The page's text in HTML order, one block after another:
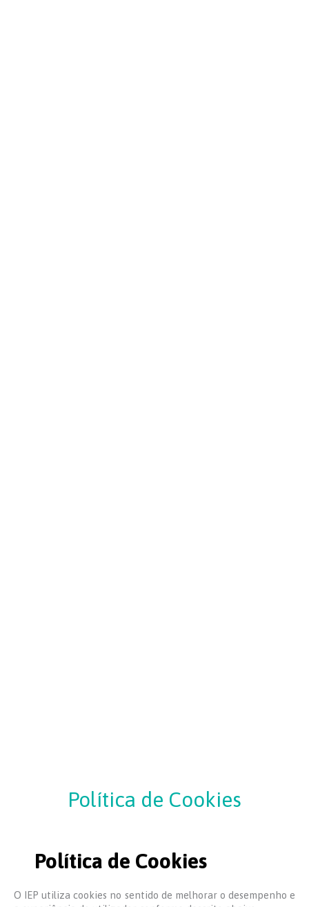
Política de Cookies
Política de Cookies
O IEP utiliza cookies no sentido de melhorar o desempenho e